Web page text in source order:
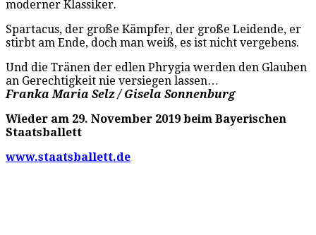
moderner Klassiker.
Spartacus, der große Kämpfer, der große Leidende, er
stirbt am Ende, doch man weiß, es ist nicht vergebens.
Und die Tränen der edlen Phrygia werden den Glauben
an Gerechtigkeit nie versiegen lassen…
Franka Maria Selz/ Gisela Sonnenburg
Wieder am 29. November 2019 beim Bayerischen
Staatsballett
www.staatsballett.de